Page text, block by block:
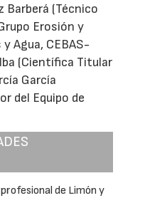
Barberá (Técnico
Erosión y
Agua, CEBAS-
(Científica Titular
García
del Equipo de
de Limón y